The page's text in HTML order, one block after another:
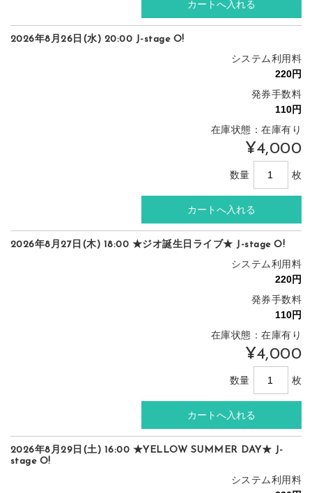
2026年8月26日(水) 20:00 J-stage O!
システム利用料
発券手数料
在庫状態：在庫有り
¥4,000
数量 枚
2026年8月27日(木) 18:00 ★ジオ誕生日ライブ★ J-stage O!
システム利用料
発券手数料
在庫状態：在庫有り
¥4,000
数量 枚
2026年8月29日(土) 16:00 ★YELLOW SUMMER DAY★ J-
stage O!
システム利用料